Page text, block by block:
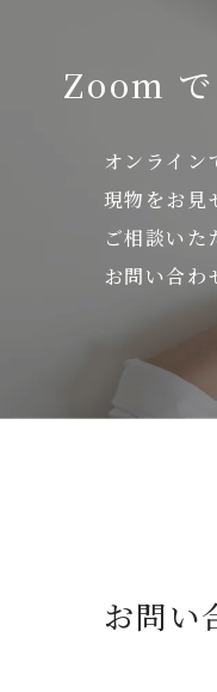
Zoom
オンライ
現物をお見
ご相談い
お問い合わ
お問い